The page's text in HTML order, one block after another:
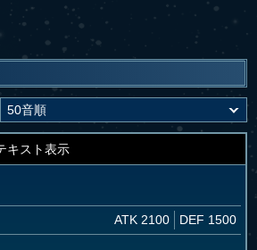
キスト表示
ATK 2100 DEF 1500